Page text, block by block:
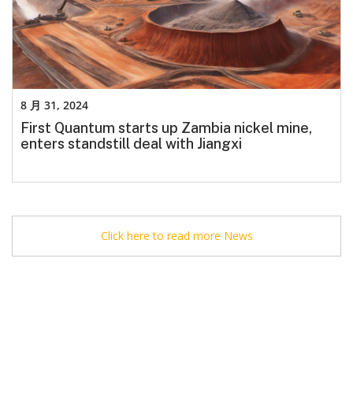
First Quantum starts up Zambia nickel mine,
enters standstill deal with Jiangxi
8 月 31, 2024
Click here to read more News